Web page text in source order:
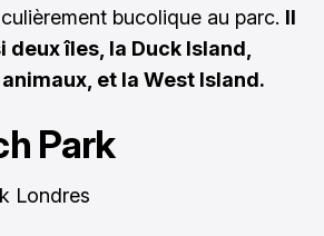
bucolique au parc. Il
îles, la Duck Island,
et la West Island.
Park